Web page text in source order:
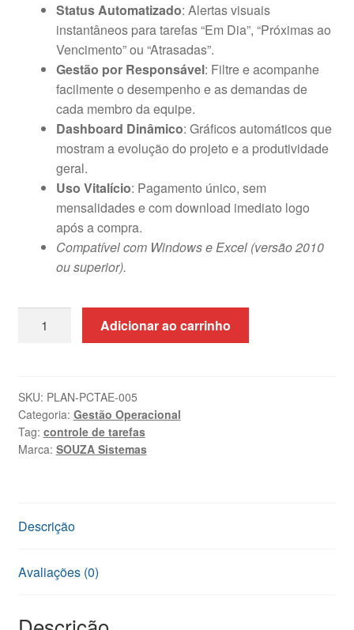
Status Automatizado: Alertas visuais
instantâneos para tarefas “Em Dia”, “Próximas ao
Vencimento” ou “Atrasadas”.
Gestão por Responsável: Filtre e acompanhe
facilmente o desempenho e as demandas de
cada membro da equipe.
Dashboard Dinâmico: Gráficos automáticos que
mostram a evolução do projeto e a produtividade
geral.
Uso Vitalício: Pagamento único, sem
mensalidades e com download imediato logo
após a compra.
Compatível com Windows e Excel (versão 2010
ou superior).
Tarefas
e
Atividades
no
Adicionar ao carrinho
SKU: PLAN-PCTAE-005
Categoria: Gestão Operacional
Tag: controle de tarefas
Marca: SOUZA Sistemas
Descrição
Avaliações (0)